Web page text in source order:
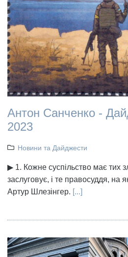
Антон Санченко -
2023
Новини та Дайджести
▶ 1. Кожне суспільство має тих
заслуговує, і те правосуддя, на
Артур Шлезінгер. [...]